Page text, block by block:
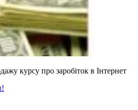
курсу про заробіток в Інтернет